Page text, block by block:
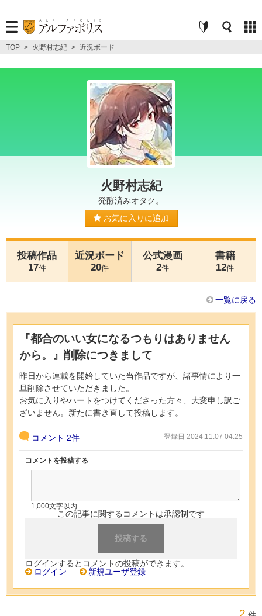
TOP > 火野村志紀 > 近況ボード
火野村志紀
発酵済みオタク。
お気に入りに追加
投稿作品
17件
近況ボード
20件
公式漫画
2件
書籍
12件
一覧に戻る
『都合のいい女になるつもりはありません
から。』削除につきまして
昨日から連載を開始していた当作品ですが、諸事情により一
旦削除させていただきました。
お気に入りやハートをつけてくださった方々、大変申し訳ご
ざいません。新たに書き直して投稿します。
コメント 2件 登録日 2024.11.07 04:25
コメントを投稿する
1,000文字以内
この記事に関するコメントは承認制です
ログインするとコメントの投稿ができます。
ログイン
新規ユーザ登録
2